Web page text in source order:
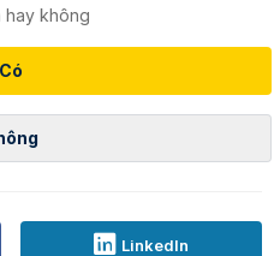
hay không
Có
LinkedIn